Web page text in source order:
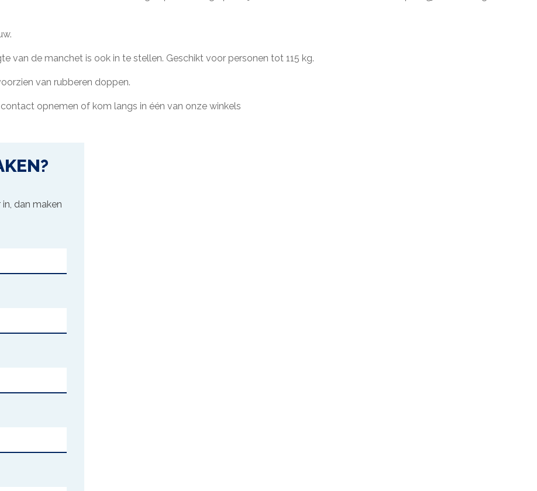
van de manchet is ook in te stellen. Geschikt voor personen tot 115 kg.
van rubberen doppen.
opnemen of kom langs in één van onze winkels
dan maken